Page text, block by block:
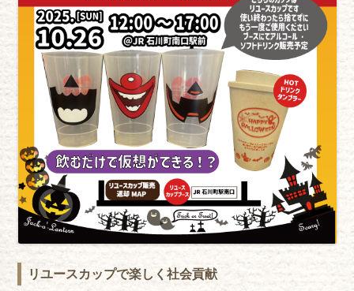
リユースカップで楽しく社会貢献